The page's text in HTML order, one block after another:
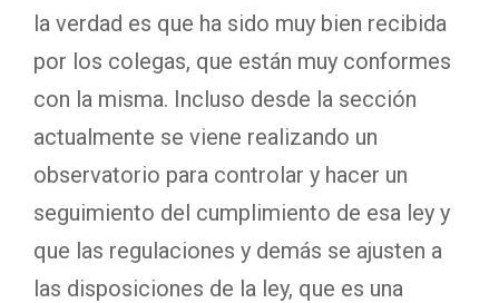
la verdad es que ha sido muy bien recibida
por los colegas, que están muy conformes
con la misma. Incluso desde la sección
actualmente se viene realizando un
observatorio para controlar y hacer un
seguimiento del cumplimiento de esa ley y
que las regulaciones y demás se ajusten a
las disposiciones de la ley, que es una